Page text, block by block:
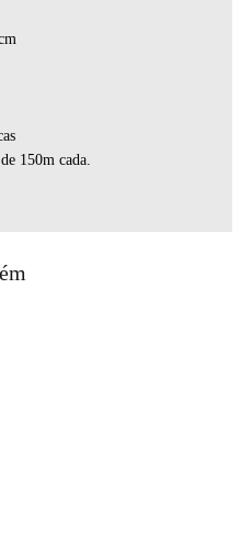
150m cada.